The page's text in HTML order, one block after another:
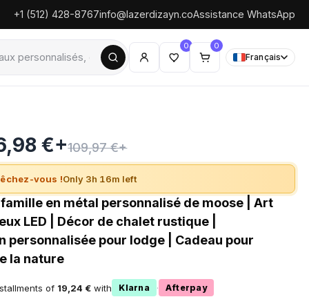
+1 (512) 428-8767info@lazerdizayn.coAssistance WhatsApp
0 0
Français
€+109,97 €+
vous !Only 3h 16m left
en métal personnalisé de moose | Art
LED | Décor de chalet rustique |
personnalisée pour lodge | Cadeau pour
la nature
of 19,24 € with Klarna · Afterpay